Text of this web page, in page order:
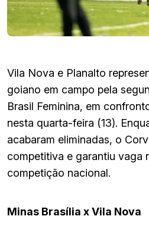
Vila Nova e Planalto
goiano em campo pela
Brasil Feminina, em
nesta quarta-feira (13).
acabaram eliminadas, o
competitiva e garantiu vaga
competição nacional.
Minas Brasília x Vila Nova